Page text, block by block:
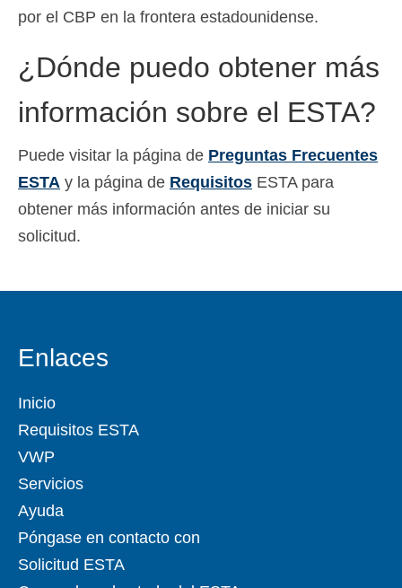
por el CBP en la frontera estadounidense.
¿Dónde puedo obtener más
información sobre el ESTA?
Puede visitar la página de Preguntas Frecuentes
ESTA y la página de Requisitos ESTA para
obtener más información antes de iniciar su
solicitud.
Enlaces
Inicio
Requisitos ESTA
VWP
Servicios
Ayuda
Póngase en contacto con
Solicitud ESTA